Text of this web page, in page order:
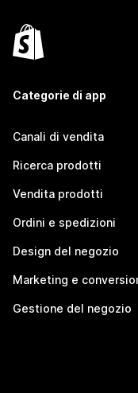
Categorie di app
Canali di vendita
Ricerca prodotti
Vendita prodotti
Ordini e spedizioni
Design del negozio
Marketing e
Gestione del negozio